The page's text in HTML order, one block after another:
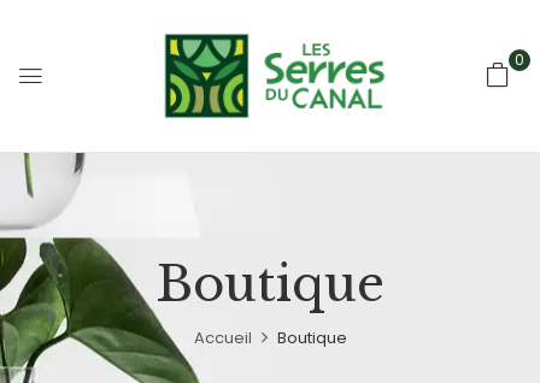
0
Boutique
Accueil Boutique